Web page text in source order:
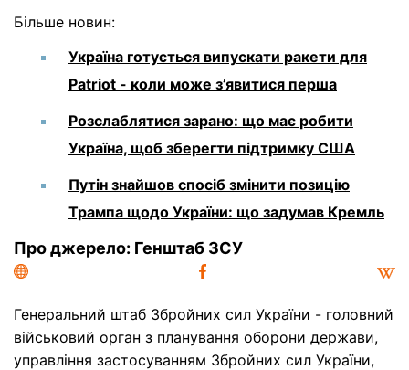
Більше новин:
Україна готується випускати ракети для
Patriot - коли може з’явитися перша
Розслаблятися зарано: що має робити
Україна, щоб зберегти підтримку США
Путін знайшов спосіб змінити позицію
Трампа щодо України: що задумав Кремль
Про джерело: Генштаб ЗСУ
Генеральний штаб Збройних сил України - головний
військовий орган з планування оборони держави,
управління застосуванням Збройних сил України,